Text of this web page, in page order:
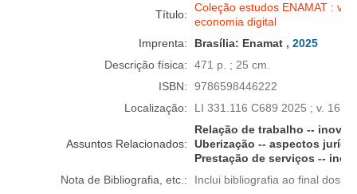
Título:
Coleção estudos ENAMAT :
economia digital
Imprenta:
Brasília: Enamat , 2025
Descrição física:
471 p. ; 25 cm.
ISBN:
9786598446222
Localização:
LI 331.116 C689 2025 ; v. 16
Assuntos Relacionados:
Relação de trabalho --
Uberização -- aspectos
Prestação de serviços --
Nota de Bibliografia, etc.:
Inclui bibliografia ao final dos